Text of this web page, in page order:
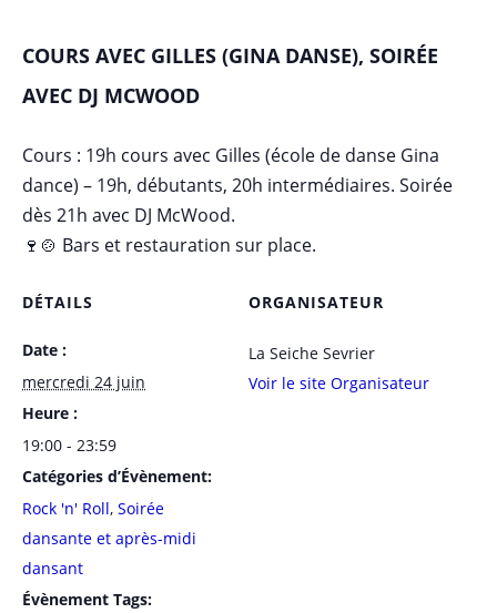
COURS AVEC GILLES (GINA DANSE), SOIRÉE
AVEC DJ MCWOOD
Cours : 19h cours avec Gilles (école de danse Gina
dance) – 19h, débutants, 20h intermédiaires. Soirée
dès 21h avec DJ McWood.
🍷🍲 Bars et restauration sur place.
DÉTAILS
Date :
mercredi 24 juin
Heure :
19:00 - 23:59
Catégories d’Évènement:
Rock 'n' Roll, Soirée
dansante et après-midi
dansant
Évènement Tags:
ORGANISATEUR
La Seiche Sevrier
Voir le site Organisateur